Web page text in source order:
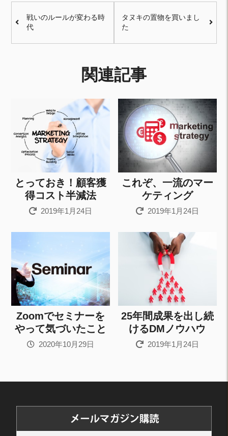
戦いのルールが変わる時
代
タヌキの置物を買いまし
た
関連記事
とっておき！顧客獲
得コスト半減法
2019年1月24日
これぞ、一流のマー
ケティング
2019年1月24日
Zoomでセミナーを
やって気づいたこと
2020年10月29日
25年間成果を出し続
けるDMノウハウ
2019年1月24日